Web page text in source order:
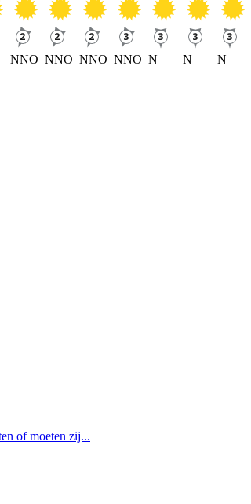
NNO NNO NNO NNO N N N
of moeten zij...